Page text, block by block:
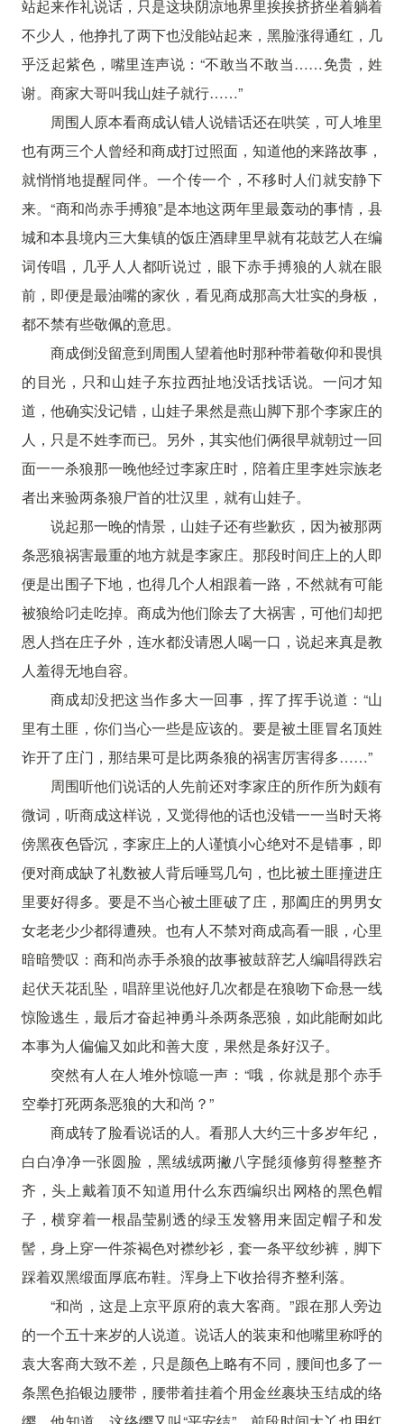
站起来作礼说话，只是这块阴凉地界里挨挨挤挤坐着躺着
不少人，他挣扎了两下也没能站起来，黑脸涨得通红，几
乎泛起紫色，嘴里连声说：“不敢当不敢当……免贵，姓
谢。商家大哥叫我山娃子就行……”
周围人原本看商成认错人说错话还在哄笑，可人堆里
也有两三个人曾经和商成打过照面，知道他的来路故事，
就悄悄地提醒同伴。一个传一个，不移时人们就安静下
来。“商和尚赤手搏狼”是本地这两年里最轰动的事情，县
城和本县境内三大集镇的饭庄酒肆里早就有花鼓艺人在编
词传唱，几乎人人都听说过，眼下赤手搏狼的人就在眼
前，即便是最油嘴的家伙，看见商成那高大壮实的身板，
都不禁有些敬佩的意思。
商成倒没留意到周围人望着他时那种带着敬仰和畏惧
的目光，只和山娃子东拉西扯地没话找话说。一问才知
道，他确实没记错，山娃子果然是燕山脚下那个李家庄的
人，只是不姓李而已。另外，其实他们俩很早就朝过一回
面一一杀狼那一晚他经过李家庄时，陪着庄里李姓宗族老
者出来验两条狼尸首的壮汉里，就有山娃子。
说起那一晚的情景，山娃子还有些歉疚，因为被那两
条恶狼祸害最重的地方就是李家庄。那段时间庄上的人即
便是出围子下地，也得几个人相跟着一路，不然就有可能
被狼给叼走吃掉。商成为他们除去了大祸害，可他们却把
恩人挡在庄子外，连水都没请恩人喝一口，说起来真是教
人羞得无地自容。
商成却没把这当作多大一回事，挥了挥手说道：“山
里有土匪，你们当心一些是应该的。要是被土匪冒名顶姓
诈开了庄门，那结果可是比两条狼的祸害厉害得多……”
周围听他们说话的人先前还对李家庄的所作所为颇有
微词，听商成这样说，又觉得他的话也没错一一当时天将
傍黑夜色昏沉，李家庄上的人谨慎小心绝对不是错事，即
便对商成缺了礼数被人背后唾骂几句，也比被土匪撞进庄
里要好得多。要是不当心被土匪破了庄，那阖庄的男男女
女老老少少都得遭殃。也有人不禁对商成高看一眼，心里
暗暗赞叹：商和尚赤手杀狼的故事被鼓辞艺人编唱得跌宕
起伏天花乱坠，唱辞里说他好几次都是在狼吻下命悬一线
惊险逃生，最后才奋起神勇斗杀两条恶狼，如此能耐如此
本事为人偏偏又如此和善大度，果然是条好汉子。
突然有人在人堆外惊噫一声：“哦，你就是那个赤手
空拳打死两条恶狼的大和尚？”
商成转了脸看说话的人。看那人大约三十多岁年纪，
白白净净一张圆脸，黑绒绒两撇八字髭须修剪得整整齐
齐，头上戴着顶不知道用什么东西编织出网格的黑色帽
子，横穿着一根晶莹剔透的绿玉发簪用来固定帽子和发
髻，身上穿一件茶褐色对襟纱衫，套一条平纹纱裤，脚下
踩着双黑缎面厚底布鞋。浑身上下收拾得齐整利落。
“和尚，这是上京平原府的袁大客商。”跟在那人旁边
的一个五十来岁的人说道。说话人的装束和他嘴里称呼的
袁大客商大致不差，只是颜色上略有不同，腰间也多了一
条黑色掐银边腰带，腰带着挂着个用金丝裹块玉结成的络